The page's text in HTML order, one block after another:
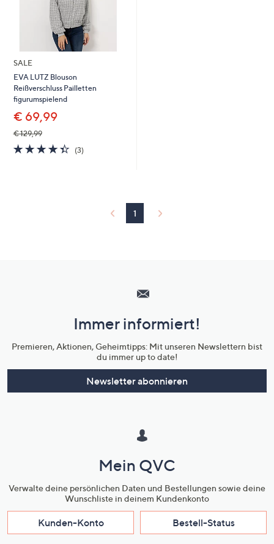
SALE
EVA LUTZ Blouson
Reißverschluss Pailletten
figurumspielend
€ 69,99
€ 129,99
4.3
von
(3)3
1
Unternehmensinformationen
Immer informiert!
Premieren, Aktionen, Geheimtipps: Mit unseren Newslettern bist
du immer up to date!
Newsletter abonnieren
Mein QVC
Verwalte deine persönlichen Daten und Bestellungen sowie deine
Wunschliste in deinem Kundenkonto
Kunden-Konto Bestell-Status